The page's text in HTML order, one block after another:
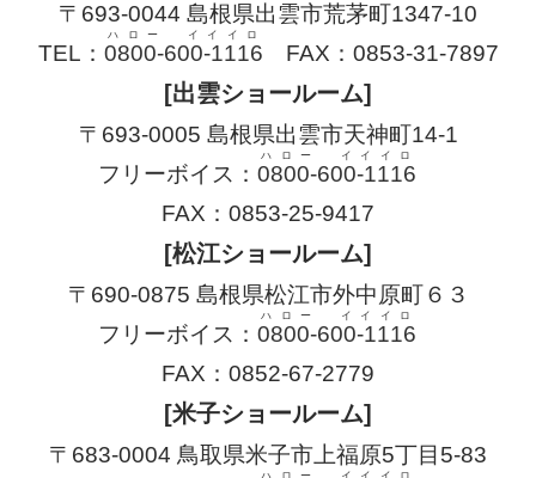
〒693-0044 島根県出雲市荒茅町1347-10
TEL： 0800-600-1116
ハロー イイイロ
FAX：0853-31-7897
[出雲ショールーム]
〒693-0005 島根県出雲市天神町14-1
フリーボイス： 0800-600-1116
ハロー イイイロ
FAX：0853-25-9417
[松江ショールーム]
〒690-0875 島根県松江市外中原町６３
フリーボイス： 0800-600-1116
ハロー イイイロ
FAX：0852-67-2779
[米子ショールーム]
〒683-0004 鳥取県米子市上福原5丁目5-83
ハロー イイイロ